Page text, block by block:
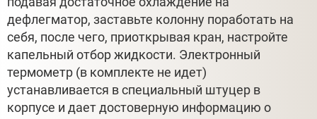
дефлегматор, заставьте колонну поработать на
себя, после чего, приоткрывая кран, настройте
капельный отбор жидкости. Электронный
термометр (в комплекте не идет)
устанавливается в специальный штуцер в
корпусе и дает достоверную информацию о